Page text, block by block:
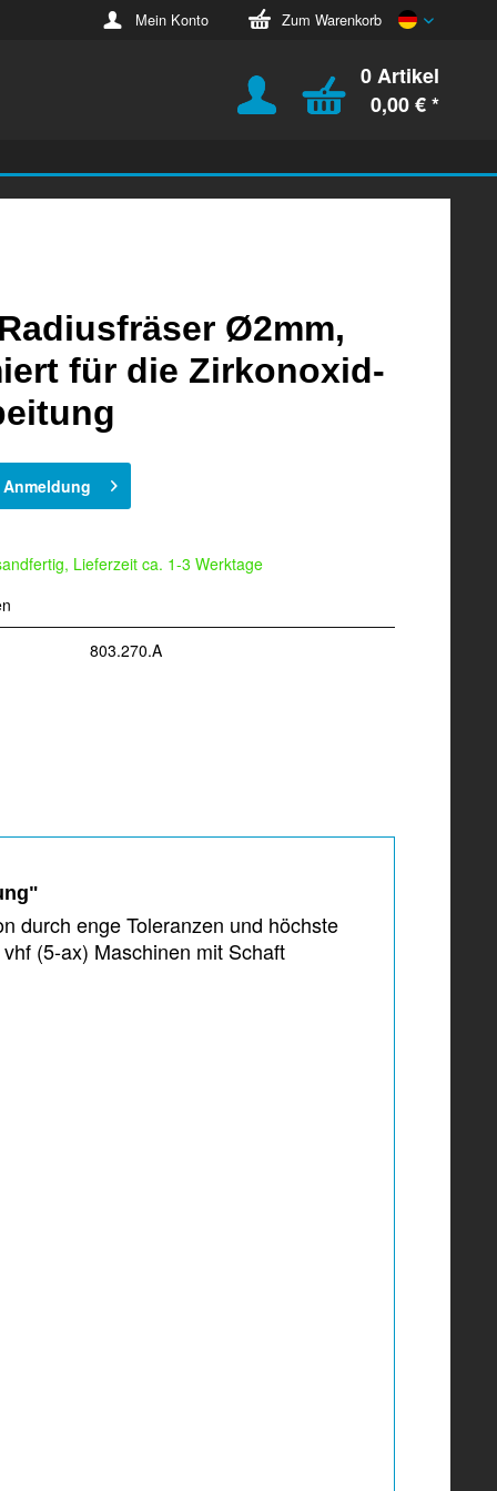
Mein Konto Zum Warenkorb
Deutsch
0 Artikel
0,00 € *
Ø2mm,
für die Zirkonoxid-
Lieferzeit ca. 1-3 Werktage
803.270.A
durch enge Toleranzen und höchste
(5-ax) Maschinen mit Schaft